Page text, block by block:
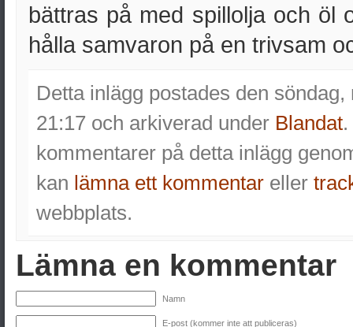
bättras på med spillolja och öl
hålla samvaron på en trivsam
Detta inlägg postades den
21:17 och arkiverad under Blandat
kommentarer på detta inlägg
kan lämna ett kommentar eller
webbplats.
Lämna en kommentar
Namn
E-post (kommer inte att publiceras)